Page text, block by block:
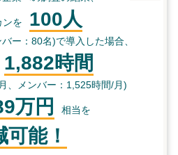
ンを 100人
ー：80名)で導入した場合、
1,882時間
、メンバー：1,525時間/月)
万円 相当を
可能！